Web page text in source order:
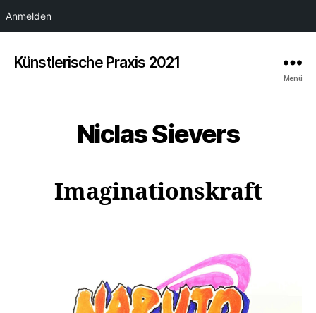
Anmelden
Künstlerische Praxis 2021
Menü
Niclas Sievers
Imaginationskraft